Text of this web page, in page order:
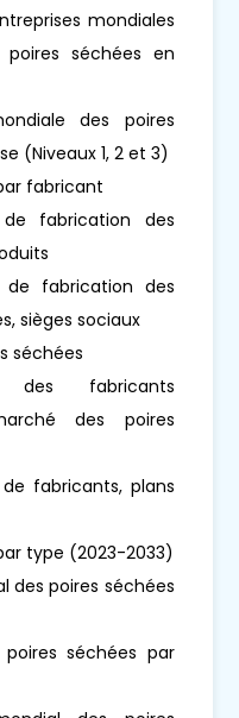
mondiales
séchées en
des poires
(Niveaux 1, 2 et 3)
fabricant
fabrication des
de fabrication des
sièges sociaux
séchées
fabricants
des poires
fabricants, plans
type (2023-2033)
des poires séchées
poires séchées par